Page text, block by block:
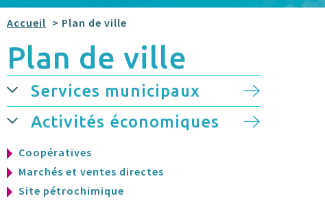
Accueil > Plan de ville
Plan de ville
Services municipaux
Activités économiques
Coopératives
Marchés et ventes directes
Site pétrochimique